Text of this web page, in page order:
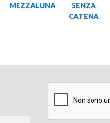
MEZZALUNA
SENZA
CATENA